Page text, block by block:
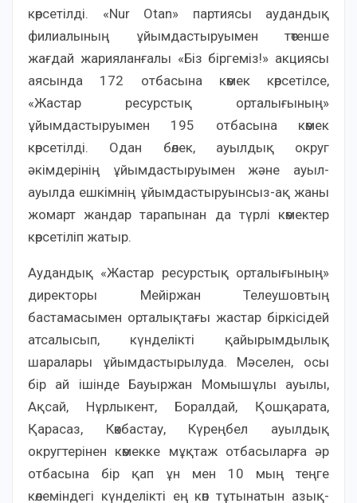
көрсетілді. «Nur Otan» партиясы аудандық
филиалының ұйымдастыруымен төтенше
жағдай жарияланғалы «Біз біргеміз!» акциясы
аясында 172 отбасына көмек көрсетілсе,
«Жастар ресурстық орталығының»
ұйымдастыруымен 195 отбасына көмек
көрсетілді. Одан бөлек, ауылдық округ
әкімдерінің ұйымдастыруымен және ауыл-
ауылда ешкімнің ұйымдастыруынсыз-ақ жаны
жомарт жандар тарапынан да түрлі көмектер
көрсетіліп жатыр.
Аудандық «Жастар ресурстық орталығының»
директоры Мейіржан Телеушовтың
бастамасымен орталықтағы жастар біркісідей
атсалысып, күнделікті қайырымдылық
шаралары ұйымдастырылуда. Мәселен, осы
бір ай ішінде Бауыржан Момышұлы ауылы,
Ақсай, Нұрлыкент, Боралдай, Қошқарата,
Қарасаз, Көкбастау, Күреңбел ауылдық
округтерінен көмекке мұқтаж отбасыларға әр
отбасына бір қап ұн мен 10 мың теңге
көлеміндегі күнделікті ең көп тұтынатын азық-